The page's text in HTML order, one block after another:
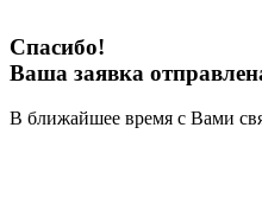
Спасибо!
Ваша заявка
В ближайшее время с Вами